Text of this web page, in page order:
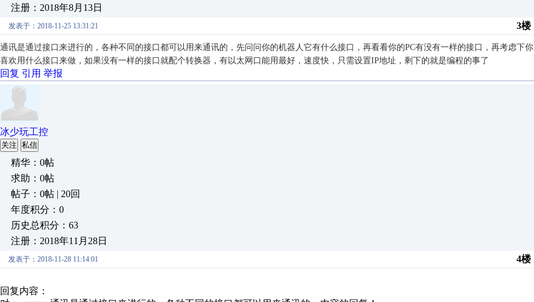
注册：2018年8月13日
发表于：2018-11-25 13:31:21 3楼
通讯是通过接口来进行的，各种不同的接口都可以用来通讯的，先问问你的机器人它有什么接口，再看看你的PC有没有一样的接口，再考虑下你
喜欢用什么接口来做，如果没有一样的接口就配个转换器，有以太网口能用最好，速度快，只需设置IP地址，剩下的就是编程的事了
回复 引用 举报
冰少玩工控
关注 私信
精华：0帖
求助：0帖
帖子：0帖 | 20回
年度积分：0
历史总积分：63
注册：2018年11月28日
发表于：2018-11-28 11:14:01 4楼
回复内容：